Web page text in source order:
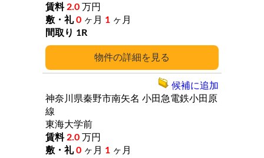
詳細
2.0 万円
0 ヶ月 1 ヶ月
1R
神奈川県秦野市南矢名 小田急電鉄小田原
線
東海大学前
2.0 万円
0 ヶ月 1 ヶ月
候補に追加